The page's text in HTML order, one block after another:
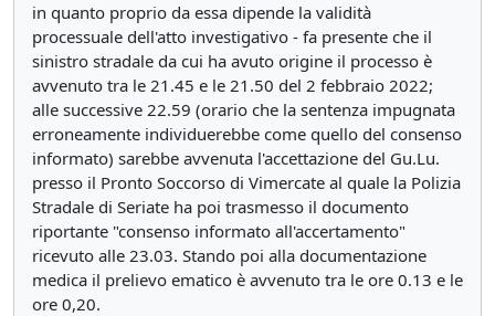
in quanto proprio da essa dipende la validità
processuale dell'atto investigativo - fa presente che il
sinistro stradale da cui ha avuto origine il processo è
avvenuto tra le 21.45 e le 21.50 del 2 febbraio 2022;
alle successive 22.59 (orario che la sentenza impugnata
erroneamente individuerebbe come quello del consenso
informato) sarebbe avvenuta l'accettazione del Gu.Lu.
presso il Pronto Soccorso di Vimercate al quale la Polizia
Stradale di Seriate ha poi trasmesso il documento
riportante "consenso informato all'accertamento"
ricevuto alle 23.03. Stando poi alla documentazione
medica il prelievo ematico è avvenuto tra le ore 0.13 e le
ore 0,20.